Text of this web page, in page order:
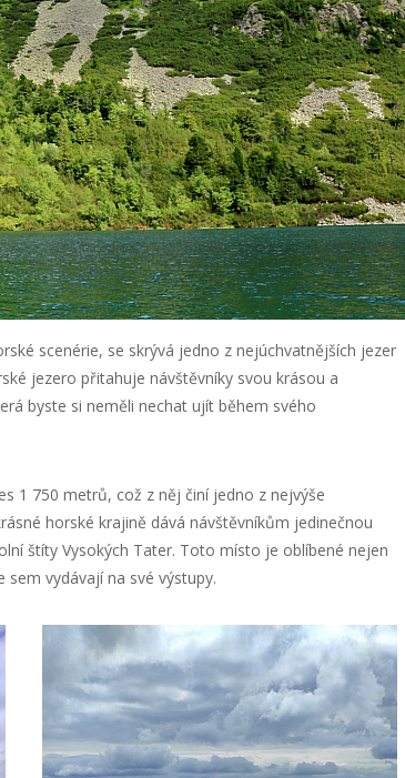
scenérie, se skrývá jedno z nejúchvatnějších jezer
jezero přitahuje návštěvníky svou krásou a
byste si neměli nechat ujít během svého
1 750 metrů, což z něj činí jedno z nejvýše
horské krajině dává návštěvníkům jedinečnou
štíty Vysokých Tater. Toto místo je oblíbené nejen
vydávají na své výstupy.